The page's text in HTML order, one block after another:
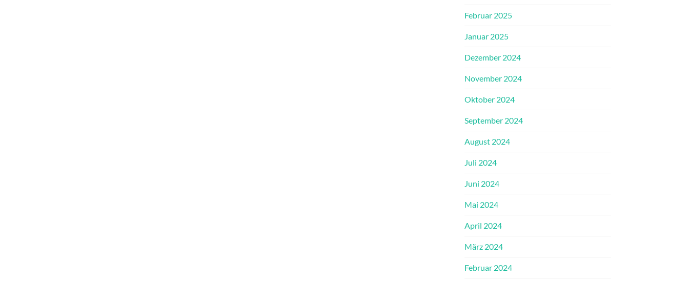
Februar 2025
Januar 2025
Dezember 2024
November 2024
Oktober 2024
September 2024
August 2024
Juli 2024
Juni 2024
Mai 2024
April 2024
März 2024
Februar 2024